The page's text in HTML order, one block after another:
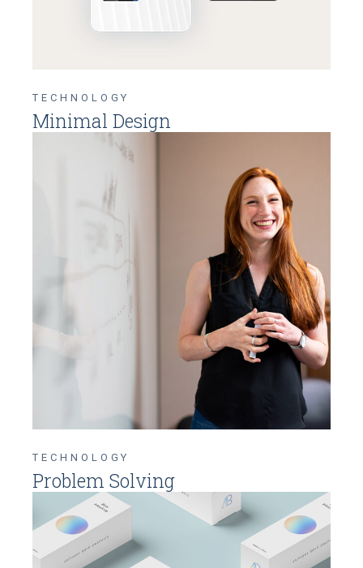
TECHNOLOGY
Minimal Design
TECHNOLOGY
Problem Solving